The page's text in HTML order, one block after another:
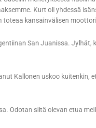
Kurt oli yhdessä
toteaa kansainvälisen
San Juanissa.
Kallonen uskoo kuitenkin,
Odotan siitä olevan etua